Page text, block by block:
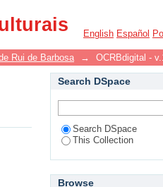
English Español
Rui de Barbosa → OCRBdigital -
Search DSpace
Search DSpace
This Collection
Browse